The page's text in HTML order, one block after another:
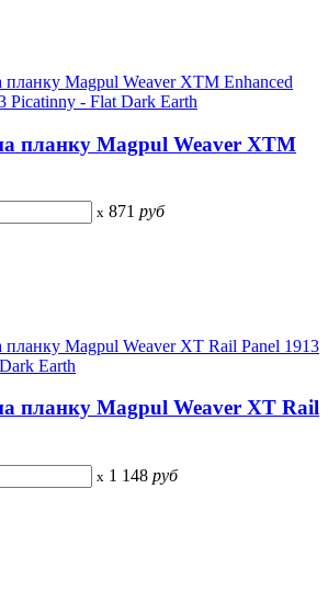
планку Magpul Weaver XTM
x 871 руб
планку Magpul Weaver XT Rail
x 1 148 руб